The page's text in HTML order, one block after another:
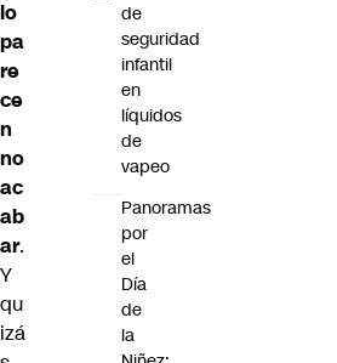
lo
pa
re
ce
n
no
ac
ab
ar.
Y
qu
izá
de
seguridad
infantil
en
líquidos
de
vapeo
Panoramas
por
el
Día
de
la